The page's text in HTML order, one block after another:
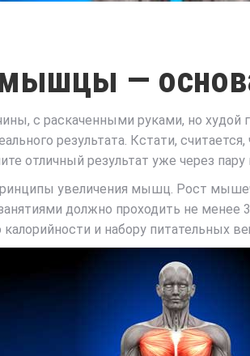
мышцы —
с раскаченными руками, но
результата. Кстати,
отличный результат уже через
увеличения мышц. Рост
должно проходить не менее
и набору питательных